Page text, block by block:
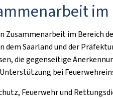
im Bereich
dem Saarland und der
die gegenseitige
bei
Feuerwehr und